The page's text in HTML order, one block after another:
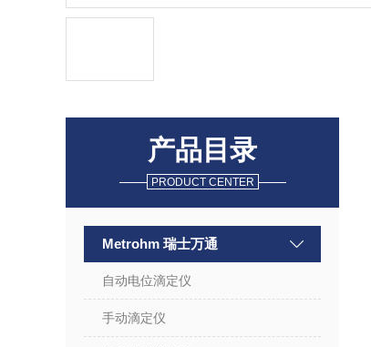
产品目录
PRODUCT CENTER
Metrohm 瑞士万通
自动电位滴定仪
手动滴定仪